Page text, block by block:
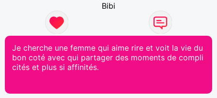
Bibi
Je cherche une femme qui aime rire et voit la vie du
bon coté avec qui partager des moments de compli
cités et plus si affinités.